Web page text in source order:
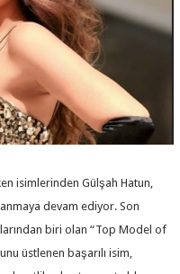
isimlerinden Gülşah Hatun,
devam ediyor. Son
biri olan “Top Model of
üstlenen başarılı isim,